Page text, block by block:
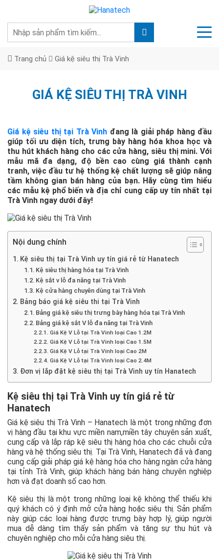
Trang chủ Giá kệ siêu thị Trà Vinh
GIÁ KỆ SIÊU THỊ TRÀ VINH
Giá kệ siêu thị tại Trà Vinh đang là giải pháp hàng đầu
giúp tối ưu diện tích, trưng bày hàng hóa khoa học và
thu hút khách hàng cho các cửa hàng, siêu thị mini. Với
mẫu mã đa dạng, độ bền cao cùng giá thành cạnh
tranh, việc đầu tư hệ thống kệ chất lượng sẽ giúp nâng
tầm không gian bán hàng của bạn. Hãy cùng tìm hiểu
các mẫu kệ phổ biến và địa chỉ cung cấp uy tín nhất tại
Trà Vinh ngay dưới đây!
Nội dung chính
Kệ siêu thị tại Trà Vinh uy tín giá rẻ từ Hanatech
Kệ siêu thị hàng hóa tại Trà Vinh
Kệ sắt v lỗ đa năng tại Trà Vinh
Kệ cửa hàng chuyên dùng tại Trà Vinh
Bảng báo giá kệ siêu thi tại Trà Vinh
Bảng giá kệ siêu thị trưng bày hàng hóa tại Trà Vinh
Bảng giá kệ sắt V lỗ đa năng tại Trà Vinh
Giá Kệ V Lỗ tại Trà Vinh loại Cao 1.2M
Giá Kệ V Lỗ tại Trà Vinh loại Cao 1.5M
Giá Kệ V Lỗ tại Trà Vinh loại Cao 2M
Giá Kệ V Lỗ tại Trà Vinh loại Cao 2.4M
Đơn vị lắp đặt kệ siêu thị tại Trà Vinh uy tín Hanatech
Kệ siêu thị tại Trà Vinh uy tín giá rẻ từ
Hanatech
Giá kệ siêu thị Trà Vinh – Hanatech là một trong những đơn
vị hàng đầu tại khu vực miền nam,miền tây chuyên sản xuất,
cung cấp và lắp ráp kệ siêu thị hàng hóa cho các chuỗi cửa
hàng và hệ thống siêu thị. Tại Trà Vinh, Hanatech đã và đang
cung cấp giải pháp giá kệ hàng hóa cho hàng ngàn cửa hàng
tại tỉnh Trà Vinh, giúp khách hàng bán hàng chuyên nghiệp
hơn và đạt doanh số cao hơn.
Kệ siêu thị là một trong những loại kệ không thể thiếu khi
quý khách có ý định mở cửa hàng hoặc siêu thị. Sản phẩm
này giúp các loại hàng được trưng bày hợp lý, giúp người
mua dễ dàng tìm thấy sản phẩm và tăng sự thu hút và
chuyên nghiệp cho mỗi cửa hàng siêu thị.